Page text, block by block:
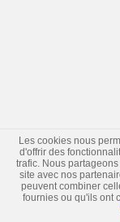
Les cookies nous
d'offrir des
trafic. Nous
site avec nos
peuvent combiner
fournies ou qu'ils ont